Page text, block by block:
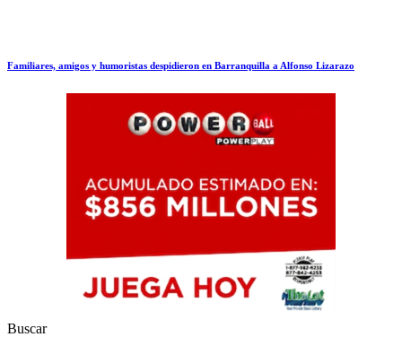
Familiares, amigos y humoristas despidieron en Barranquilla a Alfonso Lizarazo
Buscar